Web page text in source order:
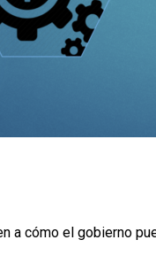
a cómo el gobierno